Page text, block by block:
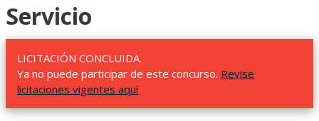
Servicio
LICITACIÓN CONCLUIDA.
Ya no puede participar de este concurso. Revise
licitaciones vigentes aquí